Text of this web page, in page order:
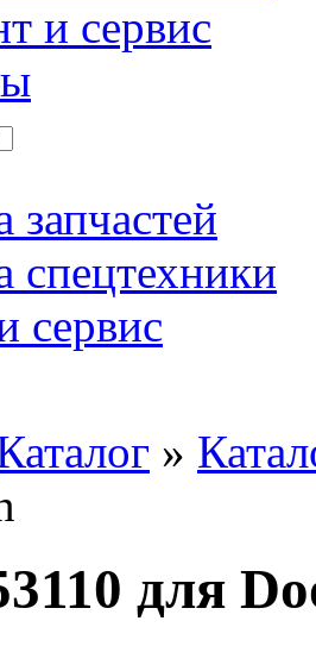
и сервис
запчастей
спецтехники
сервис
»
для